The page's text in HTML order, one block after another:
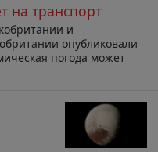
на транспорт
и
опубликовали
погода может